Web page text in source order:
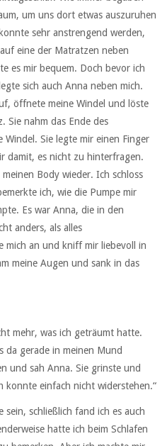
um uns dort etwas auszuruhen
sehr anstrengend werden,
eine der Matratzen neben
es mir bequem. Doch bevor ich
sich auch Anna neben mich.
öffnete meine Windel und löste
Sie nahm das Ende des
Windel. Sie legte mir einen Finger
damit, es nicht zu hinterfragen.
Body wieder. Ich schloss
ich, wie die Pumpe mir
Es war Anna, die in den
anders, als alles
mich an und kniff mir liebevoll in
meine Augen und sank in das
mehr, was ich geträumt hatte.
da gerade in meinen Mund
und sah Anna. Sie grinste und
konnte einfach nicht widerstehen.“
schließlich fand ich es auch
hatte ich beim Schlafen